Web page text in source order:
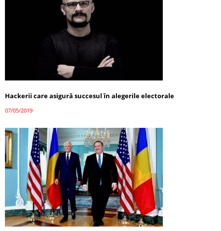
Hackerii care asigură succesul în alegerile electorale
07/05/2019